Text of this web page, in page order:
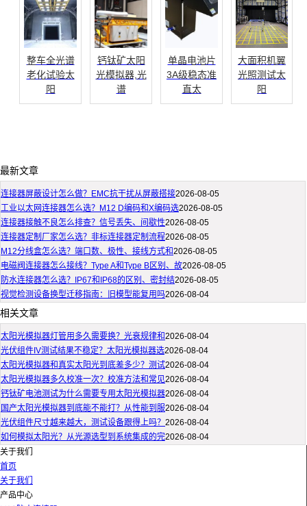
整车全光谱
老化试验太
阳
钙钛矿太阳
光模拟器,光
谱
单晶电池片
3A级稳态准
直太
大面积机翼
光照测试太
阳
最新文章
连接器屏蔽设计怎么做？EMC抗干扰从屏蔽搭接2026-08-05
工业以太网连接器怎么选？M12 D编码和X编码选2026-08-05
连接器接触不良怎么排查？信号丢失、间歇性2026-08-05
连接器定制厂家怎么选？非标连接器定制流程2026-08-05
M12分线盒怎么选？端口数、极性、接线方式和2026-08-05
电磁阀连接器怎么接线？Type A和Type B区别、故2026-08-05
防水连接器怎么选？IP67和IP68的区别、密封结2026-08-05
视觉检测设备换型迁移指南：旧模型能复用吗2026-08-04
相关文章
太阳光模拟器灯管用多久需要换？光衰规律和2026-08-04
光伏组件IV测试结果不稳定？太阳光模拟器选2026-08-04
太阳光模拟器和真实太阳光到底差多少？测试2026-08-04
太阳光模拟器多久校准一次？校准方法和常见2026-08-04
钙钛矿电池测试为什么需要专用太阳光模拟器2026-08-04
国产太阳光模拟器到底能不能打？从性能到服2026-08-04
光伏组件尺寸越来越大，测试设备跟得上吗？ 2026-08-04
如何模拟太阳光？从光源选型到系统集成的完2026-08-04
关于我们
首页
关于我们
产品中心